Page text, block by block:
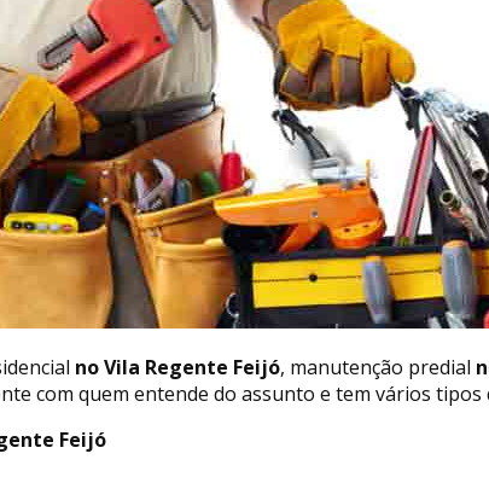
no Vila Regente Feijó, manutenção predial
com quem entende do assunto e tem vários tipos
Feijó